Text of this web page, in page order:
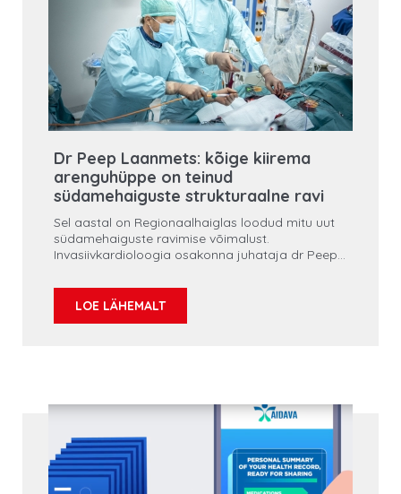
Dr Peep Laanmets: kõige kiirema
arenguhüppe on teinud
südamehaiguste strukturaalne ravi
Sel aastal on Regionaalhaiglas loodud mitu uut
südamehaiguste ravimise võimalust.
Invasiivkardioloogia osakonna juhataja dr Peep
interventsionaalkardioloogias.
LOE LÄHEMALT